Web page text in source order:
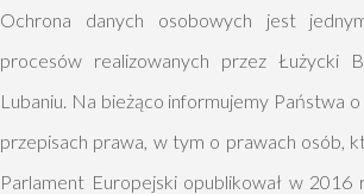
Ochrona danych osobowych jest
procesów realizowanych przez Łużycki
Lubaniu. Na bieżąco informujemy Państwa
przepisach prawa, w tym o prawach osób,
Parlament Europejski opublikował w 2016